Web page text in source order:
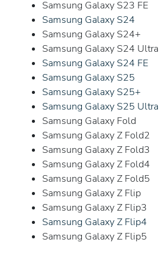
Samsung Galaxy S23 FE
Samsung Galaxy S24
Samsung Galaxy S24+
Samsung Galaxy S24 Ultra
Samsung Galaxy S24 FE
Samsung Galaxy S25
Samsung Galaxy S25+
Samsung Galaxy S25 Ultra
Samsung Galaxy Fold
Samsung Galaxy Z Fold2
Samsung Galaxy Z Fold3
Samsung Galaxy Z Fold4
Samsung Galaxy Z Fold5
Samsung Galaxy Z Flip
Samsung Galaxy Z Flip3
Samsung Galaxy Z Flip4
Samsung Galaxy Z Flip5